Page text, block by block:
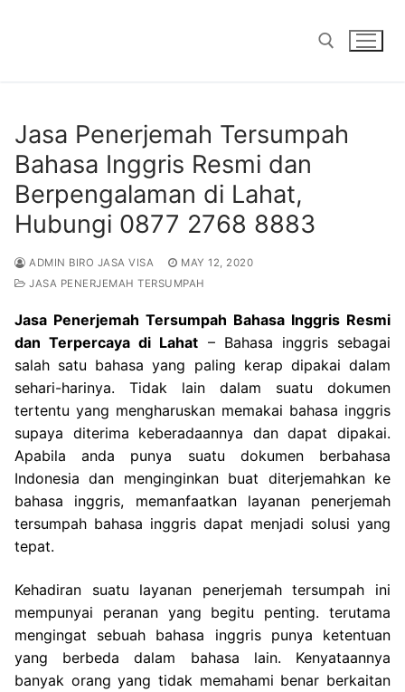
Jasa Penerjemah Tersumpah
Bahasa Inggris Resmi dan
Berpengalaman di Lahat,
Hubungi 0877 2768 8883
ADMIN BIRO JASA VISA
MAY 12, 2020
JASA PENERJEMAH TERSUMPAH
Jasa Penerjemah Tersumpah Bahasa Inggris Resmi
dan Terpercaya di Lahat – Bahasa inggris sebagai
salah satu bahasa yang paling kerap dipakai dalam
sehari-harinya. Tidak lain dalam suatu dokumen
tertentu yang mengharuskan memakai bahasa inggris
supaya diterima keberadaannya dan dapat dipakai.
Apabila anda punya suatu dokumen berbahasa
Indonesia dan menginginkan buat diterjemahkan ke
bahasa inggris, memanfaatkan layanan penerjemah
tersumpah bahasa inggris dapat menjadi solusi yang
tepat.
Kehadiran suatu layanan penerjemah tersumpah ini
mempunyai peranan yang begitu penting. terutama
mengingat sebuah bahasa inggris punya ketentuan
yang berbeda dalam bahasa lain. Kenyataannya
banyak orang yang tidak memahami benar berkaitan